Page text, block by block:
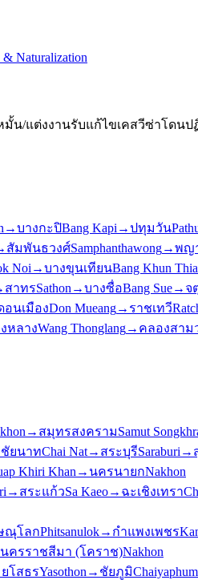
Naturalization
มั้น/แต่งงานรับแก้ไขเคสวีซ่าโดนป
→บางกะปิBang Kapi →ปทุมวัน
สัมพันธวงศ์Samphanthawong→พญ
Noi →บางขุนเทียนBang Khun
สาทรSathon →บางซื่อBang Sue→ จ
อนเมืองDon Mueang→ ราชเทวี
หลางWang Thonglang→ คลองสาม
→ สมุทรสงครามSamut
ชัยนาทChai Nat→ สระบุรีSaraburi →
Khiri Khan → นครนายกNakhon
→ สระแก้วSa Kaeo→ ฉะเชิงเทรา
ณุโลกPhitsanulok→ กำแพงเพชร
นครราชสีมา (โคราช)Nakhon
ยโสธรYasothon → ชัยภูมิChaiyaphum